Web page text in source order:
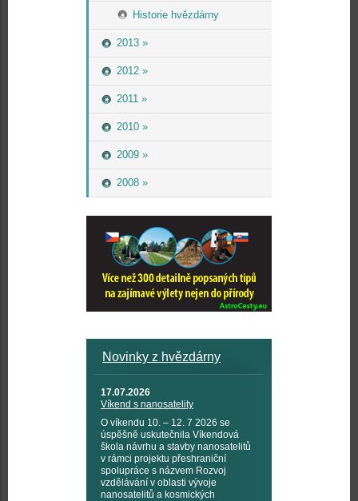
Historie hvězdárny
2013 »
2012 »
2011 »
2010 »
2009 »
2008 »
Novinky z hvězdárny
17.07.2026
Víkend s nanosatelity
O víkendu 10. – 12. 7 2026 se
úspěšně uskutečnila Víkendová
škola návrhu a stavby nanosatelitů
v rámci projektu přeshraniční
spolupráce s názvem Rozvoj
vzdělávání v oblasti vývoje
nanosatelitů a kosmických